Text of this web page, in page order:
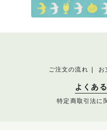
ご注文の流れ お
よくあ
特定商取引法に